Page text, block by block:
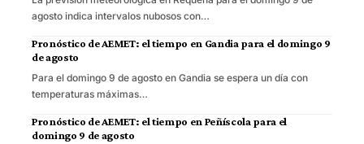
agosto indica intervalos nubosos con…
Pronóstico de AEMET: el tiempo en Gandia para el domingo 9
de agosto
Para el domingo 9 de agosto en Gandia se espera un día con
temperaturas máximas…
Pronóstico de AEMET: el tiempo en Peñíscola para el
domingo 9 de agosto